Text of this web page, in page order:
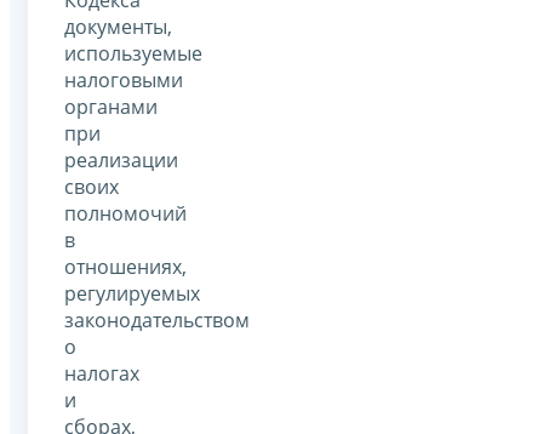
документы,
используемые
налоговыми
органами
при
реализации
своих
полномочий
в
отношениях,
регулируемых
законодательством
о
налогах
и
сборах,